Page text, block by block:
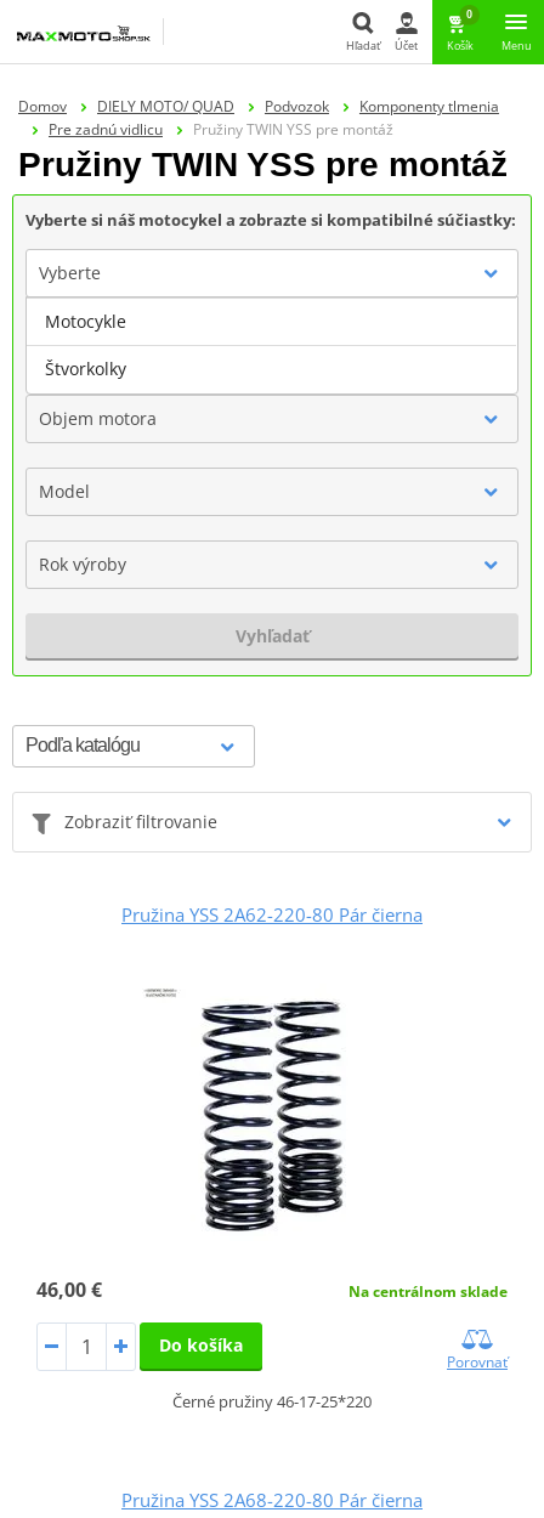
Hľadať
Hľadať Účet
0
Košík Menu
Domov DIELY MOTO/ QUAD Podvozok
Komponenty tlmenia
Pre zadnú vidlicu
Pružiny TWIN YSS pre montáž
Pružiny TWIN YSS pre montáž
Vyberte si náš motocykel a zobrazte si kompatibilné súčiastky:
Vyberte
Značka
Objem motora
Model
Rok výroby
Vyhľadať
Zobraziť filtrovanie
Pružina YSS 2A62-220-80 Pár čierna
46,00 € Na centrálnom sklade
Do košíka
Porovnať
Černé pružiny 46-17-25*220
Pružina YSS 2A68-220-80 Pár čierna
Motocykle
Štvorkolky